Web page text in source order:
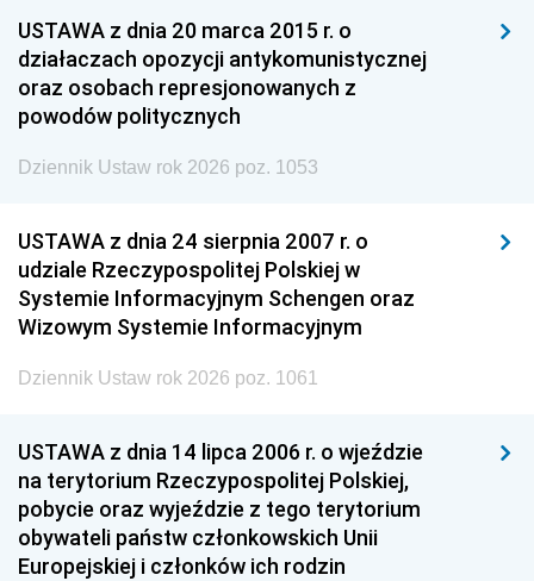
USTAWA z dnia 20 marca 2015 r. o
działaczach opozycji antykomunistycznej
oraz osobach represjonowanych z
powodów politycznych
Dziennik Ustaw rok 2026 poz. 1053
USTAWA z dnia 24 sierpnia 2007 r. o
udziale Rzeczypospolitej Polskiej w
Systemie Informacyjnym Schengen oraz
Wizowym Systemie Informacyjnym
Dziennik Ustaw rok 2026 poz. 1061
USTAWA z dnia 14 lipca 2006 r. o wjeździe
na terytorium Rzeczypospolitej Polskiej,
pobycie oraz wyjeździe z tego terytorium
obywateli państw członkowskich Unii
Europejskiej i członków ich rodzin